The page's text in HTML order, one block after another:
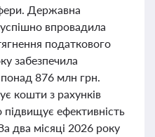
Державна
впровадила
податкового
забезпечила
876 млн грн.
кошти з рахунків
ефективність
два місяці 2026 року